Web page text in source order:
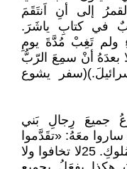
إلى أنِ اَنتَقَمَ
في كتابِ ياشَرَ.
ولم تَغِبْ مُدَّةَ يومِ
ولا بعدَهُ أنْ سمِعَ الرّبُّ
يشوع
جميعَ رِجالِ بَني
ساروا معَهُ: «تقَدَّموا
وضَعوا أقدامَكُم على رِقابِ هؤُلاءِ المُلوكِ. 25لا تخافوا ولا